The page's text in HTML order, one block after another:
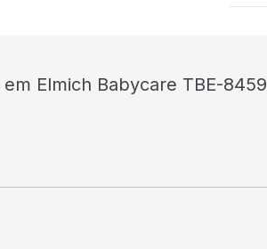
Elmich Babycare TBE-8459